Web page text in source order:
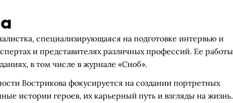
специализирующаяся на подготовке интервью и
и представителях различных профессий. Ее работы
в том числе в журнале «Сноб».
Вострикова фокусируется на создании портретных
истории героев, их карьерный путь и взгляды на жизнь.